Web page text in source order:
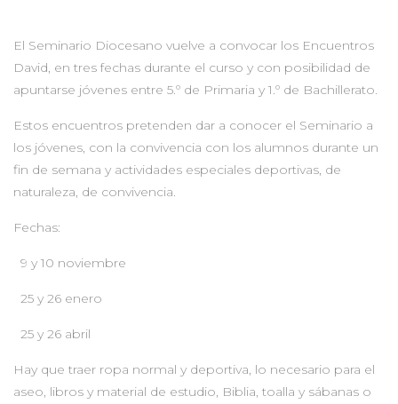
El Seminario Diocesano vuelve a convocar los Encuentros
David, en tres fechas durante el curso y con posibilidad de
apuntarse jóvenes entre 5.º de Primaria y 1.º de Bachillerato.
Estos encuentros pretenden dar a conocer el Seminario a
los jóvenes, con la convivencia con los alumnos durante un
fin de semana y actividades especiales deportivas, de
naturaleza, de convivencia.
Fechas:
9 y 10 noviembre
25 y 26 enero
25 y 26 abril
Hay que traer ropa normal y deportiva, lo necesario para el
aseo, libros y material de estudio, Biblia, toalla y sábanas o